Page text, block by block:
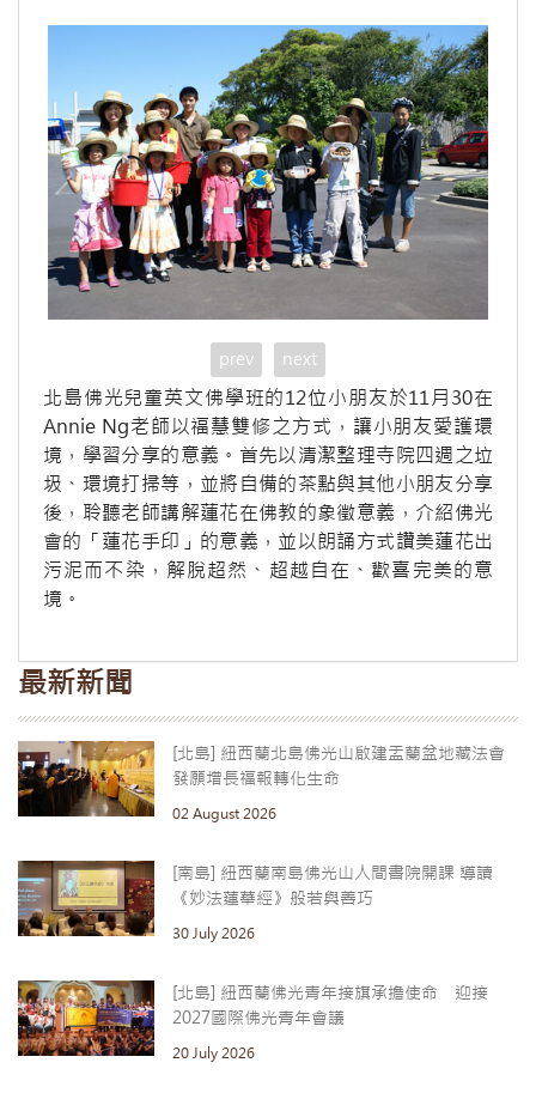
prev next
北島佛光兒童英文佛學班的12位小朋友於11月30在
Annie Ng老師以福慧雙修之方式，讓小朋友愛護環
境，學習分享的意義。首先以清潔整理寺院四週之垃
圾、環境打掃等，並將自備的茶點與其他小朋友分享
後，聆聽老師講解蓮花在佛教的象徵意義，介紹佛光
會的「蓮花手印」的意義，並以朗誦方式讚美蓮花出
污泥而不染，解脫超然、超越自在、歡喜完美的意
境。
最新新聞
[北島] 紐西蘭北島佛光山啟建盂蘭盆地藏法會
發願增長福報轉化生命
02 August 2026
[南島] 紐西蘭南島佛光山人間書院開課 導讀
《妙法蓮華經》般若與善巧
30 July 2026
[北島] 紐西蘭佛光青年接旗承擔使命 迎接
2027國際佛光青年會議
20 July 2026